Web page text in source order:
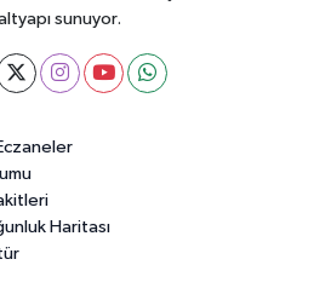
sunuyor.
Haritası